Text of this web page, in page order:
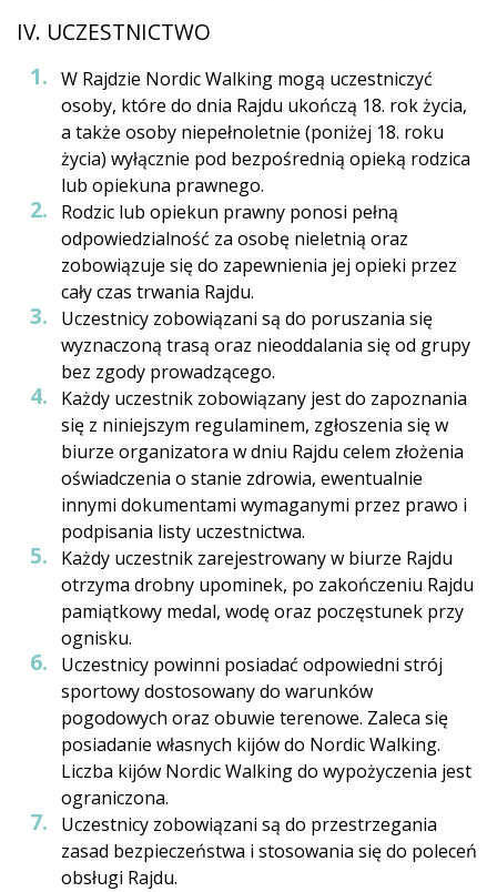
IV. UCZESTNICTWO
W Rajdzie Nordic Walking mogą uczestniczyć
osoby, które do dnia Rajdu ukończą 18. rok życia,
a także osoby niepełnoletnie (poniżej 18. roku
życia) wyłącznie pod bezpośrednią opieką rodzica
lub opiekuna prawnego.
Rodzic lub opiekun prawny ponosi pełną
odpowiedzialność za osobę nieletnią oraz
zobowiązuje się do zapewnienia jej opieki przez
cały czas trwania Rajdu.
Uczestnicy zobowiązani są do poruszania się
wyznaczoną trasą oraz nieoddalania się od grupy
bez zgody prowadzącego.
Każdy uczestnik zobowiązany jest do zapoznania
się z niniejszym regulaminem, zgłoszenia się w
biurze organizatora w dniu Rajdu celem złożenia
oświadczenia o stanie zdrowia, ewentualnie
innymi dokumentami wymaganymi przez prawo i
podpisania listy uczestnictwa.
Każdy uczestnik zarejestrowany w biurze Rajdu
otrzyma drobny upominek, po zakończeniu Rajdu
pamiątkowy medal, wodę oraz poczęstunek przy
ognisku.
Uczestnicy powinni posiadać odpowiedni strój
sportowy dostosowany do warunków
pogodowych oraz obuwie terenowe. Zaleca się
posiadanie własnych kijów do Nordic Walking.
Liczba kijów Nordic Walking do wypożyczenia jest
ograniczona.
Uczestnicy zobowiązani są do przestrzegania
zasad bezpieczeństwa i stosowania się do poleceń
obsługi Rajdu.